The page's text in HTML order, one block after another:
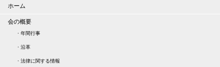
ホーム
会の概要
・ 年間行事
・ 沿革
・ 法律に関する情報